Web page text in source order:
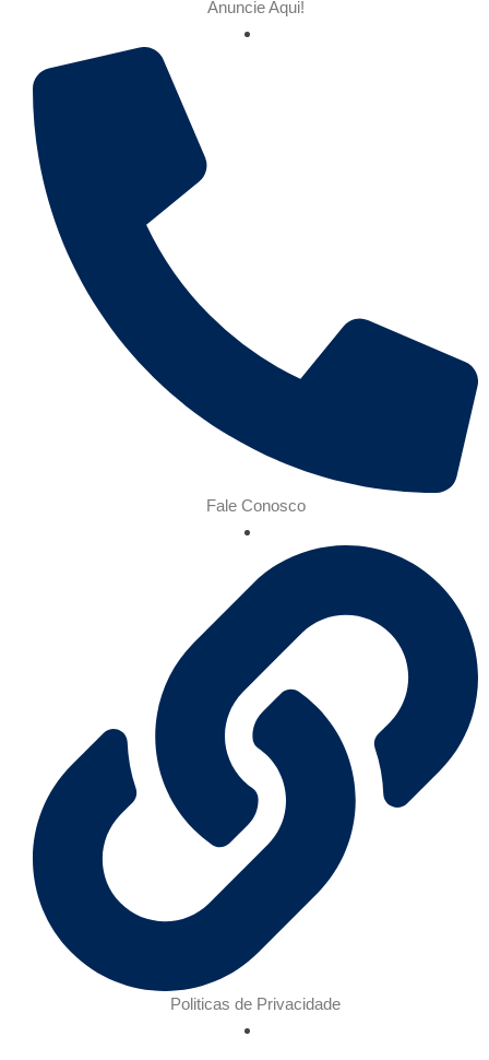
Anuncie Aqui!
Fale Conosco
Politicas de Privacidade